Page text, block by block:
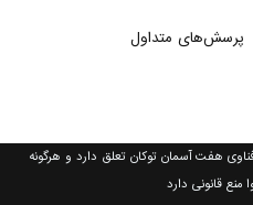
پرسش‌های متداول
هفت آسمان توکان تعلق دارد و هرگونه
منع قانونی دارد